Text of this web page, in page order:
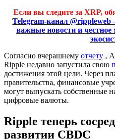
Если вы следите за XRP,
Telegram-канал
важные новости и
Согласно вчерашнему отчету ,
Ripple недавно запустила свою
достижения этой цели. Через
правительства, финансовые
могут выпускать собственные
цифровые валюты.
Ripple теперь
развитии CBDC